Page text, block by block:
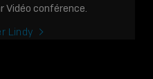
Vidéo conférence.
Lindy